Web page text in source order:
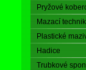
Pryžové
Mazací
Plastické
Hadice
Trubkové